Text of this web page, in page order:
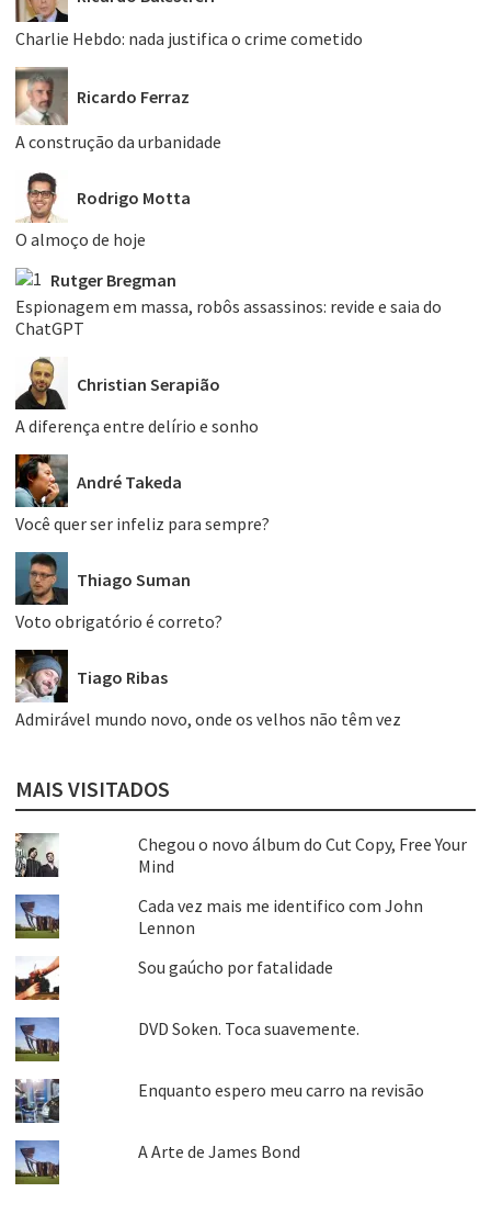
Charlie Hebdo: nada justifica o crime cometido
Ricardo Ferraz
A construção da urbanidade
Rodrigo Motta
O almoço de hoje
Rutger Bregman
Espionagem em massa, robôs assassinos: revide e saia do
ChatGPT
Christian Serapião
A diferença entre delírio e sonho
André Takeda
Você quer ser infeliz para sempre?
Thiago Suman
Voto obrigatório é correto?
Tiago Ribas
Admirável mundo novo, onde os velhos não têm vez
MAIS VISITADOS
Chegou o novo álbum do Cut Copy, Free Your
Mind
Cada vez mais me identifico com John
Lennon
Sou gaúcho por fatalidade
DVD Soken. Toca suavemente.
Enquanto espero meu carro na revisão
A Arte de James Bond